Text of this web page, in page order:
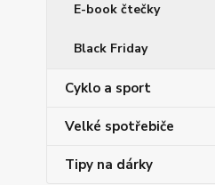
E-book čtečky
Black Friday
Cyklo a sport
Velké spotřebiče
Tipy na dárky